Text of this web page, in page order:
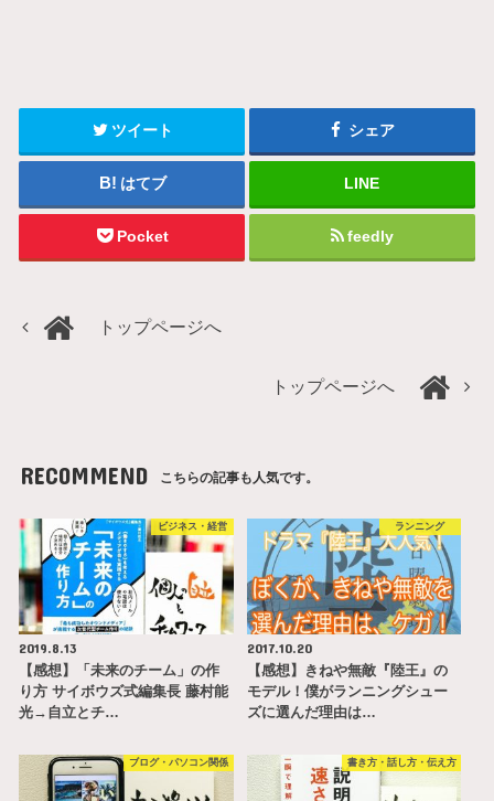
ツイート シェア
はてブ LINE
Pocket feedly
トップページへ
トップページへ
RECOMMEND こちらの記事も人気です。
ビジネス・経営
2019.8.13
【感想】「未来のチーム」の作
り方 サイボウズ式編集長 藤村能
光→自立とチ…
ランニング
2017.10.20
【感想】きねや無敵『陸王』の
モデル！僕がランニングシュー
ズに選んだ理由は…
ブログ・パソコン関係 書き方・話し方・伝え方